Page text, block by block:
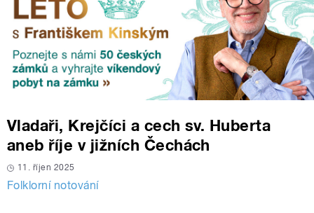
Vladaři, Krejčíci a cech sv. Huberta
aneb říje v jižních Čechách
11. říjen 2025
Folklorní notování